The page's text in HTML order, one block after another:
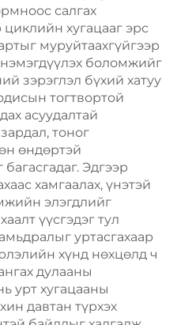
салгах
хугацааг эрс
муруйтаахгүйгээр
боломжийг
зэрэглэл бүхий хатуу
тогтвортой
асуудалтай
тоног
өндөртэй
Эдгээр
хамгаалах, үнэтэй
элэгдлийг
үүсгэдэг тул
уртасгахаар
хүнд нөхцөлд ч
дулааны
урт хугацааны
давтан түрхэх